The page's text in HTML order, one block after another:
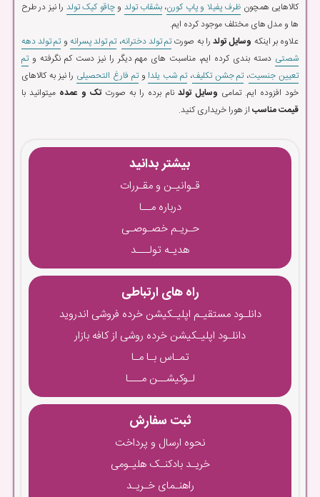
کالاهایی همچون ظرف پفیلا و پاپ کورن،بشقاب تولد وچاقو کیک تولد را نیز در طرح
ها و مدل های مختلف موجود کرده ایم.
علاوه بر اینکه وسایل تولدرا به صورتتم تولد دخترانه،تم تولد پسرانه وتم تولد دهه
شصتی دسته بندی کرده ایم، مناسبت های مهم دیگر را نیز دست کم نگرفته وتم
تعیین جنسیت،تم جشن تکلیف،تم شب یلدا وتم فارغ التحصیلی را نیز به کالاهای
خود افزوده ایم. تمامی وسایل تولد نام برده را به صورت تک و عمده میتوانید با
قیمت مناسب از هورا خریداری کنید.
بیشتر بدانید
قـوانیـن و مقـررات
درباره مــا
حـریـم خصـوصـی
هدیـه تولـــد
راه های ارتباطی
دانلـود مستقیـم اپلیـکیشن خرده فروشی اندروید
دانلـود اپلیـکیشن خرده روشی از کافه بازار
تمـاس بـا مـا
لـوکیشــن مـــا
ثبت سفارش
نحوه ارسال و پرداخت
خریـد بادکنـک هلیـومی
راهنـمای خـریـد